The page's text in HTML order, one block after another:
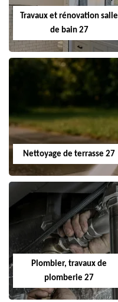
Travaux et rénovation salle
de bain 27
Nettoyage de terrasse 27
Plombier, travaux de
plomberie 27